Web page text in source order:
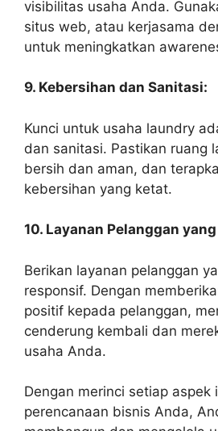
visibilitas usaha Anda.
situs web, atau kerjasama
untuk meningkatkan
9. Kebersihan dan Sanitasi:
Kunci untuk usaha laundry
dan sanitasi. Pastikan ruang
bersih dan aman, dan
kebersihan yang ketat.
10. Layanan Pelanggan
Berikan layanan pelanggan
responsif. Dengan
positif kepada pelanggan,
cenderung kembali dan
usaha Anda.
Dengan merinci setiap aspek
perencanaan bisnis Anda,